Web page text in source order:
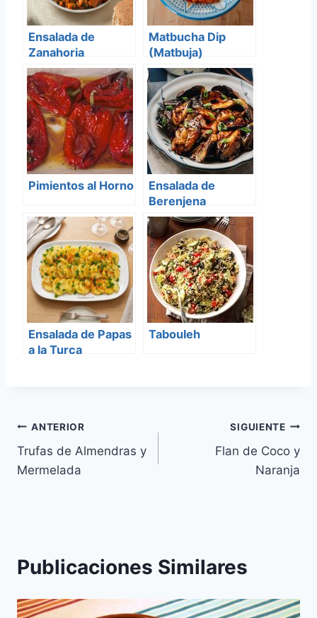
Ensalada de
Zanahoria
Marroqui
Matbucha Dip
(Matbuja)
Pimientos al Horno
Ensalada de
Berenjena
Ensalada de Papas
a la Turca
Tabouleh
Navegación
de
ANTERIOR
Trufas de Almendras y
Mermelada
SIGUIENTE
Flan de Coco y
Naranja
Publicaciones Similares